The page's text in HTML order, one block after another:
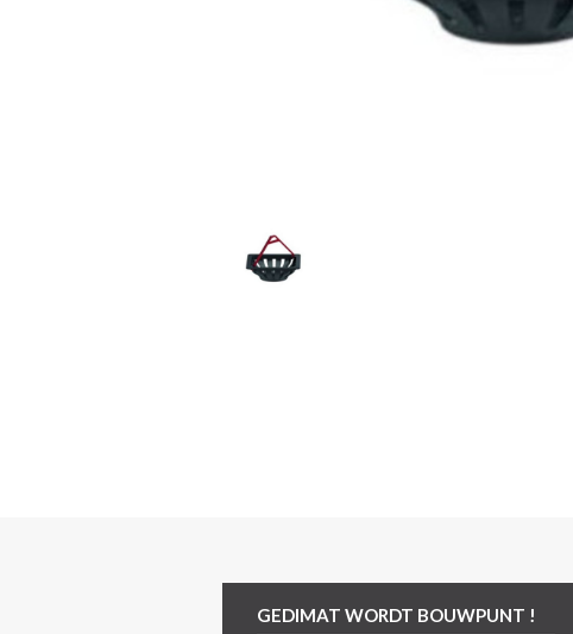
GEDIMAT WORDT BOUWPUNT !